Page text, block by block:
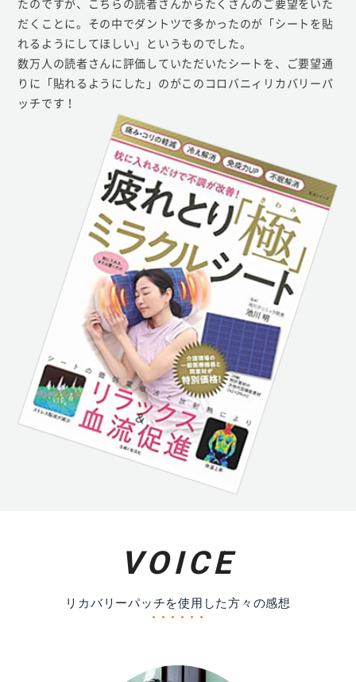
たのですが、こちらの読者さんからたくさんのご要望をいた
だくことに。その中でダントツで多かったのが「シートを貼
れるようにしてほしい」というものでした。
数万人の読者さんに評価していただいたシートを、ご要望通
りに「貼れるようにした」のがこのコロバニィリカバリーパ
ッチです！
VOICE
リカバリーパッチを使用した方々の感想